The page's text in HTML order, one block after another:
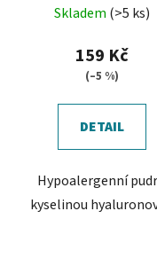
Skladem (>5 ks)
159 Kč
(–5 %)
DETAIL
Hypoalergenní
kyselinou